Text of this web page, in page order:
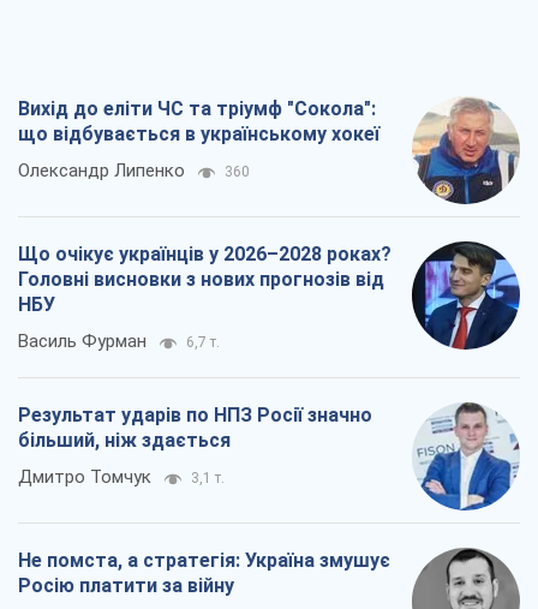
Вихід до еліти ЧС та тріумф "Сокола":
що відбувається в українському хокеї
Олександр Липенко 360
Що очікує українців у 2026–2028 роках?
Головні висновки з нових прогнозів від
НБУ
Василь Фурман 6,7 т.
Результат ударів по НПЗ Росії значно
більший, ніж здається
Дмитро Томчук 3,1 т.
Не помста, а стратегія: Україна змушує
Росію платити за війну